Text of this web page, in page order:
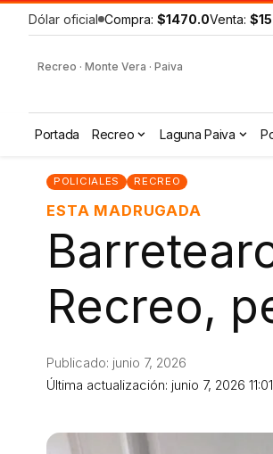
Dólar oficial Compra: $1470.0Venta:
Recreo · Monte Vera · Paiva
Portada Recreo Laguna Paiva
POLICIALES RECREO
ESTA MADRUGADA
Recreo,
Última actualización: junio 7, 2026
Publicado: junio 7, 2026